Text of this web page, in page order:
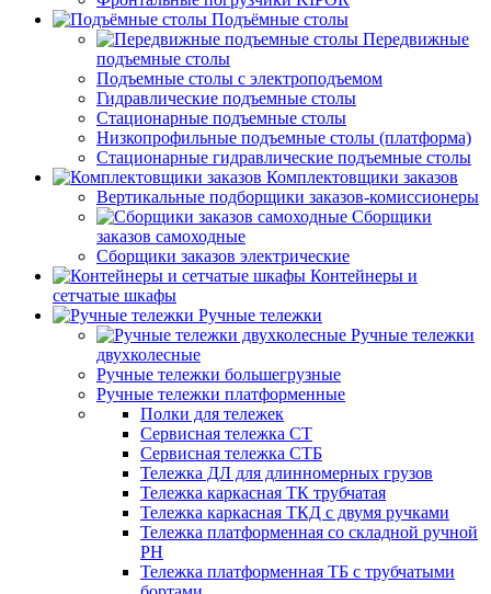
Подъёмные столы
Передвижные
подъемные столы
Подъемные столы с электроподъемом
Гидравлические подъемные столы
Стационарные подъемные столы
Низкопрофильные подъемные столы (платформа)
Стационарные гидравлические подъемные столы
Комплектовщики заказов
Вертикальные подборщики заказов-комиссионеры
Сборщики
заказов самоходные
Сборщики заказов электрические
Контейнеры и
сетчатые шкафы
Ручные тележки
Ручные тележки
двухколесные
Ручные тележки большегрузные
Ручные тележки платформенные
Полки для тележек
Сервисная тележка СТ
Сервисная тележка СТБ
Тележка ДЛ для длинномерных грузов
Тележка каркасная ТК трубчатая
Тележка каркасная ТКД с двумя ручками
Тележка платформенная со складной ручной
PH
Тележка платформенная ТБ с трубчатыми